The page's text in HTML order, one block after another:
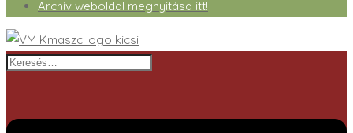
Archív weboldal megnyitása itt!
Keresés…